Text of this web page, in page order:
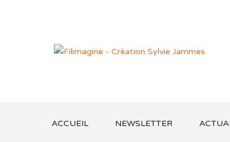
ACCUEIL NEWSLETTER